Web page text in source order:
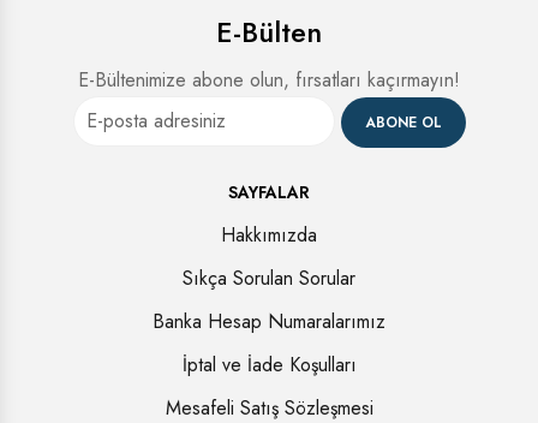
E-Bülten
E-Bültenimize abone olun, fırsatları kaçırmayın!
ABONE OL
SAYFALAR
Hakkımızda
Sıkça Sorulan Sorular
Banka Hesap Numaralarımız
İptal ve İade Koşulları
Mesafeli Satış Sözleşmesi